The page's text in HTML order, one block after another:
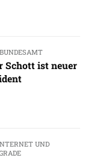
Schott ist neuer
UND